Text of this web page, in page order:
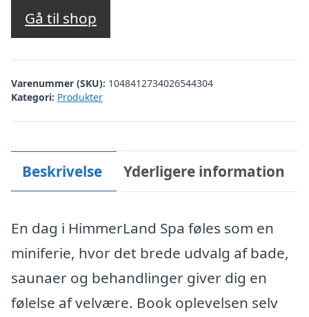
Gå til shop
Varenummer (SKU): 1048412734026544304
Kategori: Produkter
Beskrivelse Yderligere information
En dag i HimmerLand Spa føles som en
miniferie, hvor det brede udvalg af bade,
saunaer og behandlinger giver dig en
følelse af velvære. Book oplevelsen selv